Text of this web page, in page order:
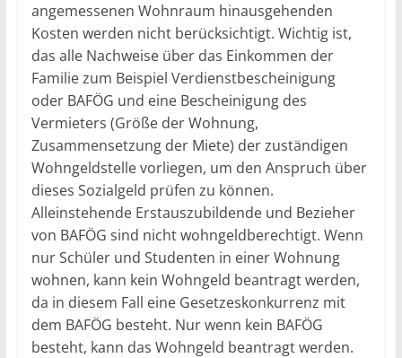
angemessenen Wohnraum hinausgehenden
Kosten werden nicht berücksichtigt. Wichtig ist,
das alle Nachweise über das Einkommen der
Familie zum Beispiel Verdienstbescheinigung
oder BAFÖG und eine Bescheinigung des
Vermieters (Größe der Wohnung,
Zusammensetzung der Miete) der zuständigen
Wohngeldstelle vorliegen, um den Anspruch über
dieses Sozialgeld prüfen zu können.
Alleinstehende Erstauszubildende und Bezieher
von BAFÖG sind nicht wohngeldberechtigt. Wenn
nur Schüler und Studenten in einer Wohnung
wohnen, kann kein Wohngeld beantragt werden,
da in diesem Fall eine Gesetzeskonkurrenz mit
dem BAFÖG besteht. Nur wenn kein BAFÖG
besteht, kann das Wohngeld beantragt werden.